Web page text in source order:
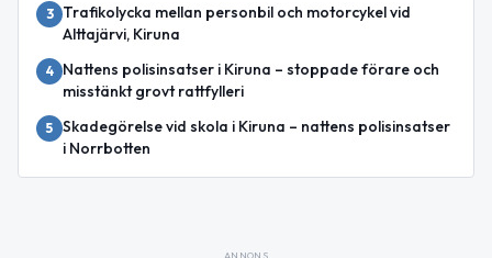
3
Trafikolycka mellan personbil och motorcykel vid
Alttajärvi, Kiruna
4
Nattens polisinsatser i Kiruna – stoppade förare och
misstänkt grovt rattfylleri
5 Skadegörelse vid skola i Kiruna – nattens polisinsatser
i Norrbotten
ANNONS